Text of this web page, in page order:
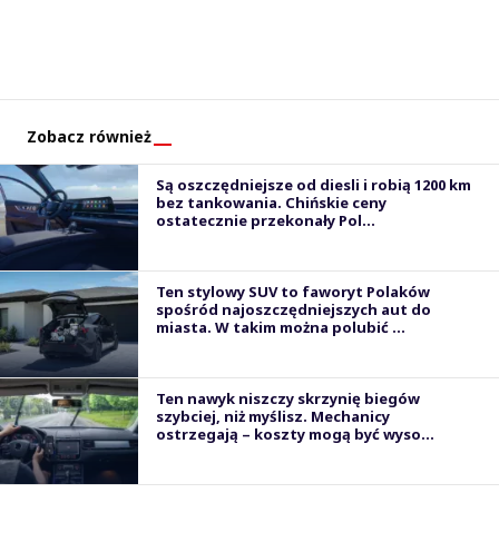
Zobacz również
Są oszczędniejsze od diesli i robią 1200 km
bez tankowania. Chińskie ceny
ostatecznie przekonały Pol...
Ten stylowy SUV to faworyt Polaków
spośród najoszczędniejszych aut do
miasta. W takim można polubić ...
Ten nawyk niszczy skrzynię biegów
szybciej, niż myślisz. Mechanicy
ostrzegają – koszty mogą być wyso...